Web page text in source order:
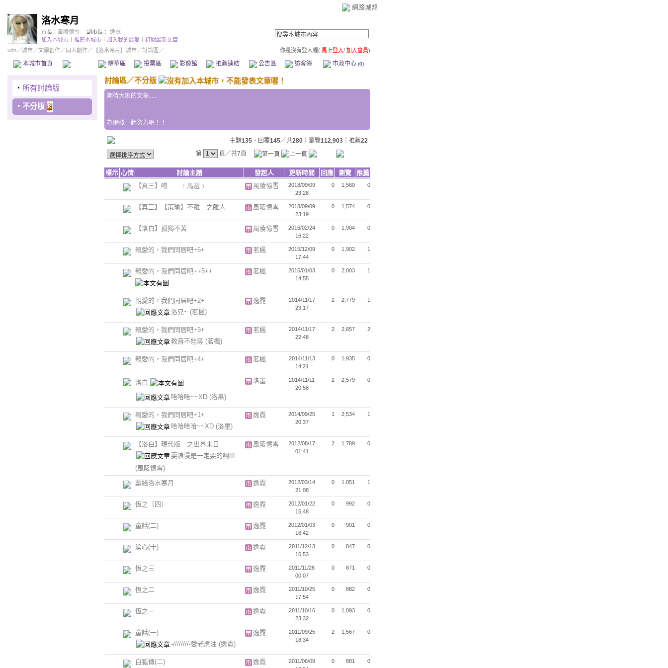
網路城邦
洛水寒月
市長： 風陵憶雪 副市長： 逸霓
加入本城市
推薦本城市 加入我的最愛
訂閱最新文章
udn／城市／文學創作／同人創作／ 【洛水寒月】城市／討論區／ 你還沒有登入喔( 馬上登入/ 加入會員)
本城市首頁 精華區 投票區 影像館 推薦連結 公告區 訪客簿 市政中心 (0)
‧ 所有討論版
‧ 不分版
討論區／不分版
期待大家的文章......
為網棧一起努力吧！！
主題135 、回覆145／共280 ｜瀏覽112,903 ｜推薦22
第
頁／共7頁
標示 心情 討論主題 發起人 更新時間 回應 瀏覽
推薦
【真三】吻 ﹝馬趙﹞
風陵憶雪
2018/09/09
23:28
0 1,560 0
【真三】【策瑜】不離 之離人 風陵憶雪
2018/09/09
23:19
0 1,574 0
【洛白】孤獨不苦 風陵憶雪
2016/02/24
16:22
0 1,904 0
親愛的，我們同居吧+6+ 茗楓
2015/12/09
17:44
0 1,902 1
親愛的，我們同居吧++5++ 茗楓
2015/01/03
14:55
0 2,003 1
親愛的，我們同居吧+2+
洛兄~ (茗楓)
逸霓
2014/11/17
23:17
2 2,779 1
親愛的，我們同居吧+3+
教育不能等 (茗楓)
茗楓
2014/11/17
22:48
2 2,657 2
親愛的，我們同居吧+4+ 茗楓
2014/11/13
14:21
0 1,935 0
洛白
哈哈哈~~XD (洛墨)
洛墨
2014/11/11
20:58
2 2,579 0
親愛的，我們同居吧+1+
哈哈哈哈~~XD (洛墨)
逸霓
2014/09/25
20:37
1 2,534 1
【洛白】現代版 之世界末日
耍浪漫是一定要的啊!!!
(風陵憶雪)
風陵憶雪
2012/08/17
01:41
2 1,789 0
獻給洛水寒月 逸霓
2012/03/14
21:08
0 1,051 1
恆之（四） 逸霓
2012/01/22
15:48
0 992 0
童話(二) 逸霓
2012/01/03
16:42
0 901 0
淪心(十) 逸霓
2011/12/13
16:53
0 847 0
恆之三 逸霓
2011/11/28
00:07
0 871 0
恆之二 逸霓
2011/10/25
17:54
0 882 0
恆之一 逸霓
2011/10/16
23:32
0 1,093 0
童話(一)
-////////-愛老虎油 (逸霓)
逸霓
2011/09/25
18:34
2 1,567 0
白狐傳(二) 逸霓
2011/06/09
0 881 0